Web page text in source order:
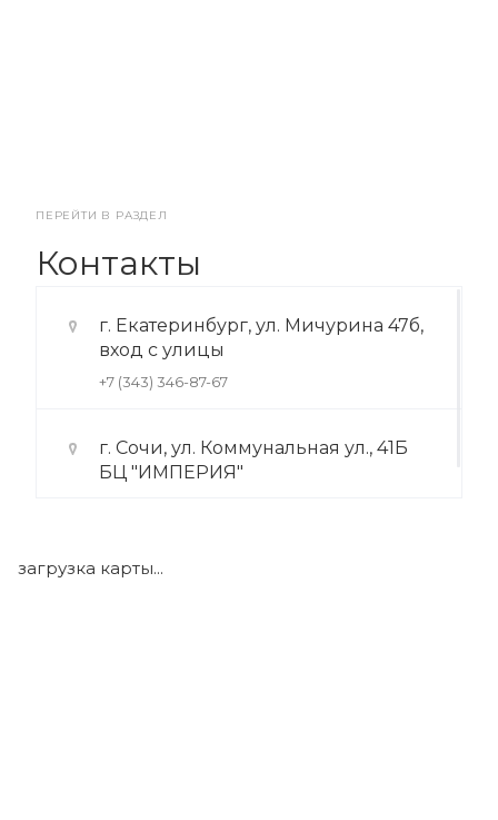
ПЕРЕЙТИ В РАЗДЕЛ
Контакты
г. Екатеринбург, ул. Мичурина 47б,
вход с улицы
+7 (343) 346-87-67
г. Сочи, ул. Коммунальная ул., 41Б
БЦ "ИМПЕРИЯ"
загрузка карты...